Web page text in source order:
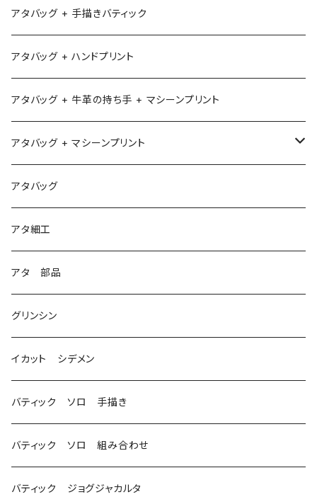
アタバッグ + 手描きバティック
アタバッグ + ハンドプリント
アタバッグ + 牛革の持ち手 + マシーンプリント
アタバッグ + マシーンプリント
1
2
3
アタバッグ
アタ細工
アタ 部品
グリンシン
イカット シデメン
バティック ソロ 手描き
バティック ソロ 組み合わせ
バティック ジョグジャカルタ